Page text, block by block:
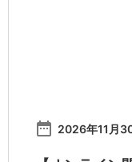
date_range 2026年11月